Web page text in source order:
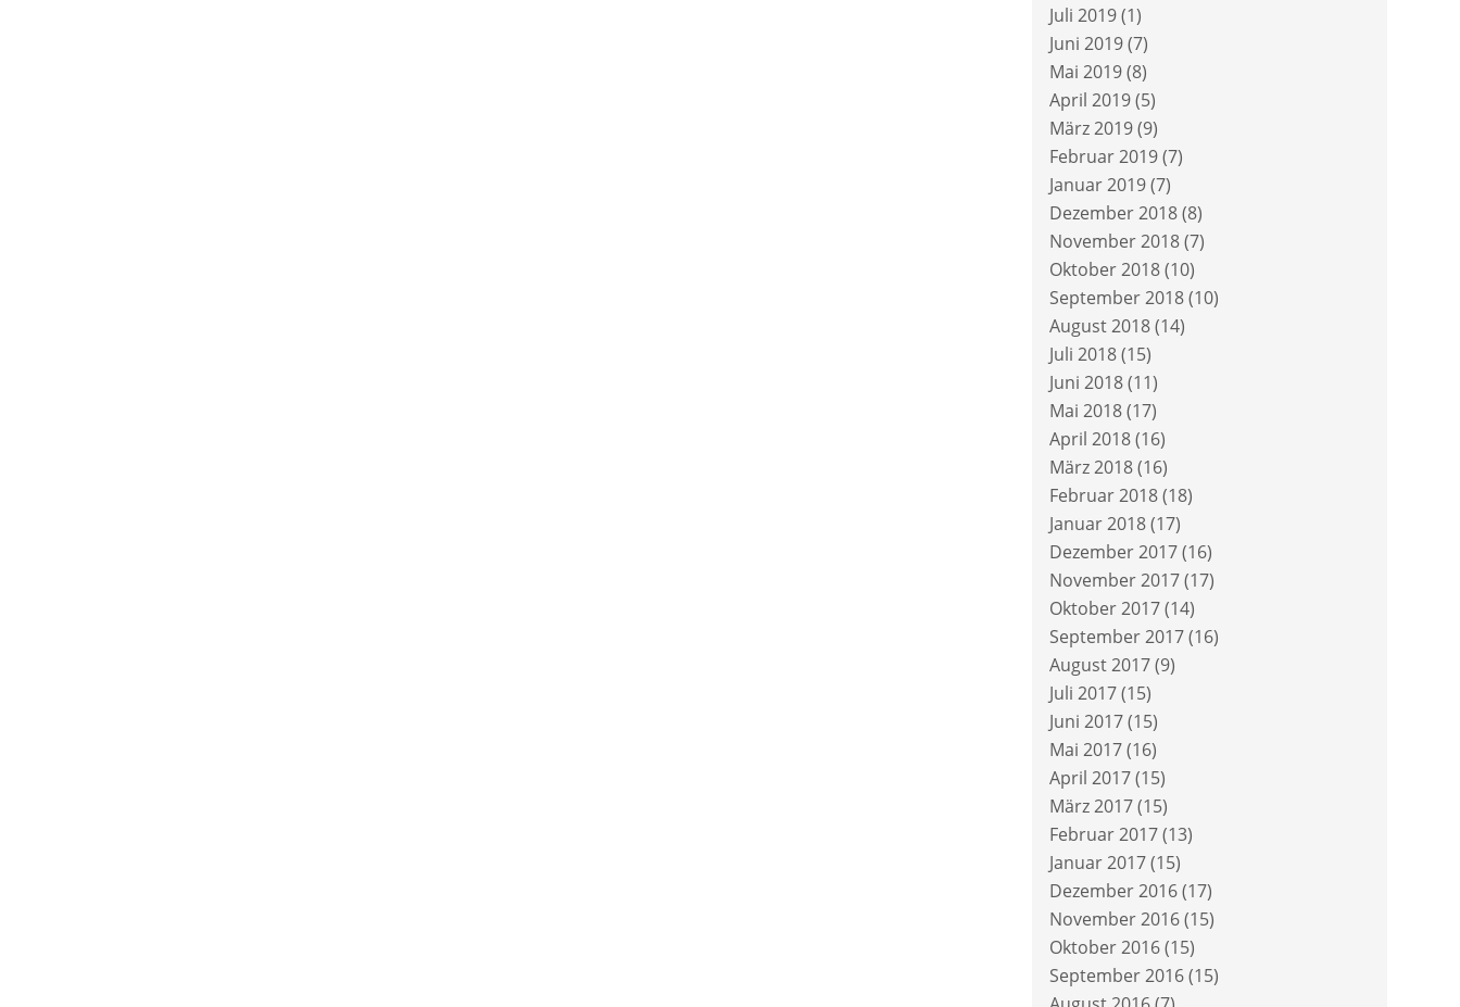
Juli 2019(1)
Juni 2019(7)
Mai 2019(8)
April 2019(5)
März 2019(9)
Februar 2019(7)
Januar 2019(7)
Dezember 2018(8)
November 2018(7)
Oktober 2018(10)
September 2018(10)
August 2018(14)
Juli 2018(15)
Juni 2018(11)
Mai 2018(17)
April 2018(16)
März 2018(16)
Februar 2018(18)
Januar 2018(17)
Dezember 2017(16)
November 2017(17)
Oktober 2017(14)
September 2017(16)
August 2017(9)
Juli 2017(15)
Juni 2017(15)
Mai 2017(16)
April 2017(15)
März 2017(15)
Februar 2017(13)
Januar 2017(15)
Dezember 2016(17)
November 2016(15)
Oktober 2016(15)
September 2016(15)